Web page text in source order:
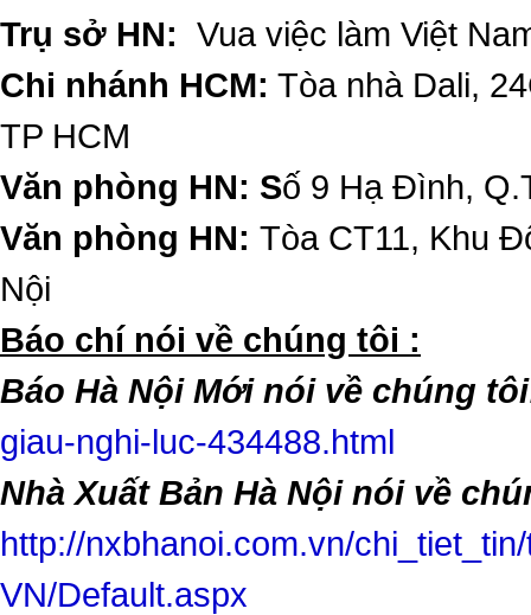
Trụ sở HN: Vua việc làm Việt
Chi nhánh HCM: Tòa nhà Dali,
TP HCM
Văn phòng HN: Số 9 Hạ Đình,
Văn phòng HN: Tòa CT11, Khu
Nội
​Báo chí nói về chúng tôi :
Báo Hà Nội Mới nói về chúng
giau-nghi-luc-434488.html
Nhà Xuất Bản Hà Nội nói về
http://nxbhanoi.com.vn/
VN/Default.aspx